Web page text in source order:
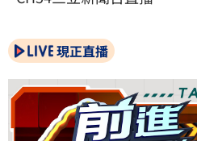
現正直播